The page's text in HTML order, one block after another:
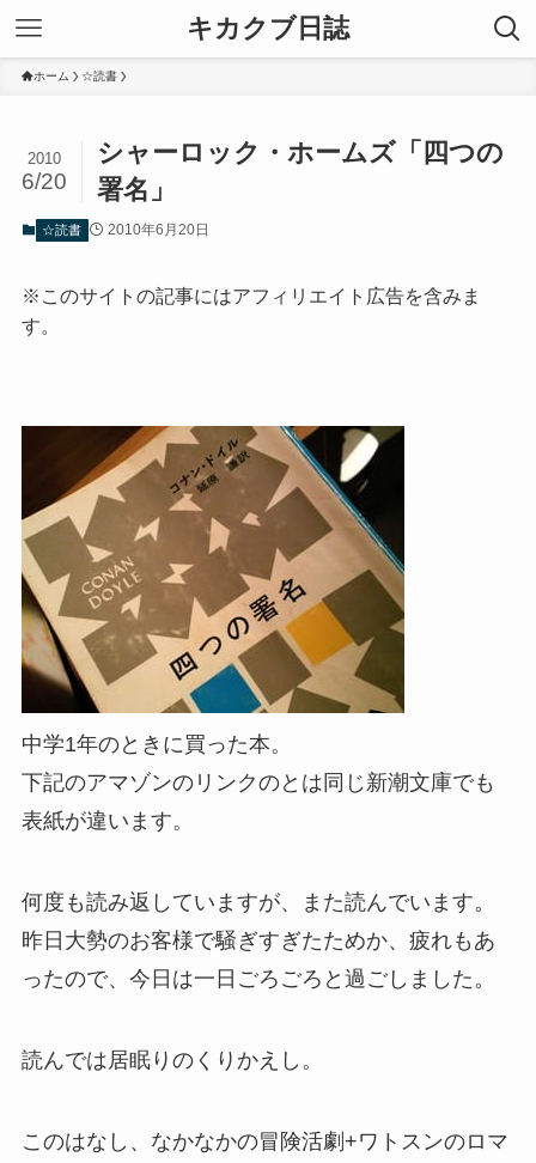
キカクブ日誌
ホーム ☆読書
シャーロック・ホームズ「四つの
署名」
2010
6/20
☆読書 2010年6月20日
※このサイトの記事にはアフィリエイト広告を含みま
す。
中学1年のときに買った本。
下記のアマゾンのリンクのとは同じ新潮文庫でも
表紙が違います。
何度も読み返していますが、また読んでいます。
昨日大勢のお客様で騒ぎすぎたためか、疲れもあ
ったので、今日は一日ごろごろと過ごしました。
読んでは居眠りのくりかえし。
このはなし、なかなかの冒険活劇+ワトスンのロマ